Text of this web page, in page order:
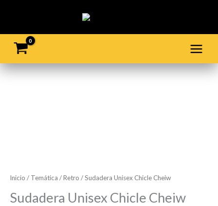
contenido
Inicio / Temática /Retro / Sudadera Unisex Chicle Cheiw
Sudadera Unisex Chicle Cheiw